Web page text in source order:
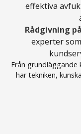
effektiva
Rådgivning
experter
Från grundläggande
har tekniken,